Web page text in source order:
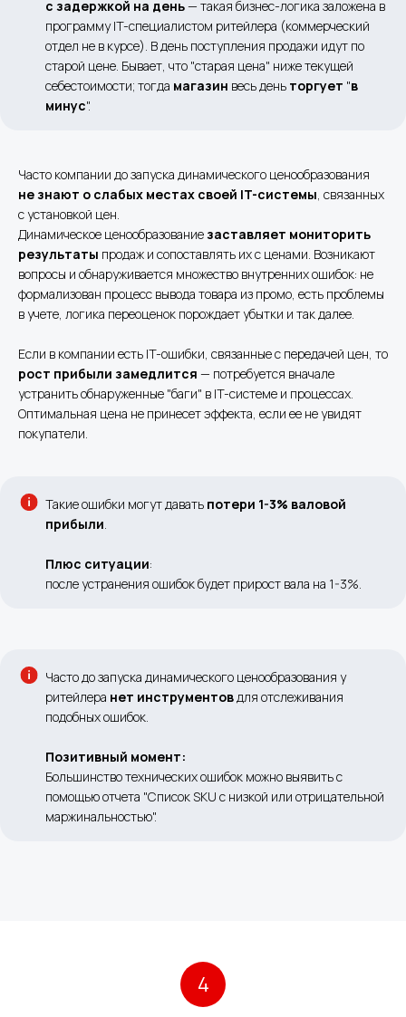
с задержкой на день— такая бизнес-логика заложена в
программу IT-специалистом ритейлера (коммерческий
отдел не в курсе). В день поступления продажи идут по
старой цене. Бывает, что "старая цена" ниже текущей
себестоимости; тогда магазин весь день торгует "в
минус".
Часто компании до запуска динамического ценообразования
не знают о слабых местах своей IT-системы, связанных
с установкой цен.
Динамическое ценообразованиезаставляет мониторить
результаты продаж и сопоставлять их с ценами. Возникают
вопросы и обнаруживается множество внутренних ошибок: не
формализован процесс вывода товара из промо, есть проблемы
в учете, логика переоценок порождает убытки и так далее.
Если в компании есть IT-ошибки, связанные с передачей цен, то
рост прибыли замедлится — потребуется вначале
устранить обнаруженные "баги" в IT-системе и процессах.
Оптимальная цена не принесет эффекта, если ее не увидят
покупатели.
Такие ошибки могут давать потери 1-3% валовой
прибыли.
Плюс ситуации:
после устранения ошибок будет прирост вала на 1-3%.
Часто до запуска динамического ценообразования у
ритейлера нет инструментовдля отслеживания
подобных ошибок.
Позитивный момент:
Большинство технических ошибок можно выявить с
помощью отчета "Список SKU с низкой или отрицательной
маржинальностью".
4